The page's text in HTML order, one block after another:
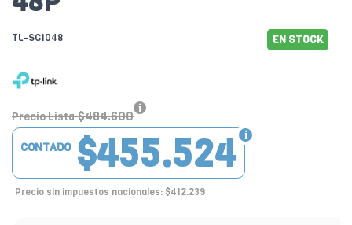
TL-SG1048 EN STOCK
Precio Lista $484.600
$455.524
CONTADO
Precio sin impuestos nacionales: $412.239